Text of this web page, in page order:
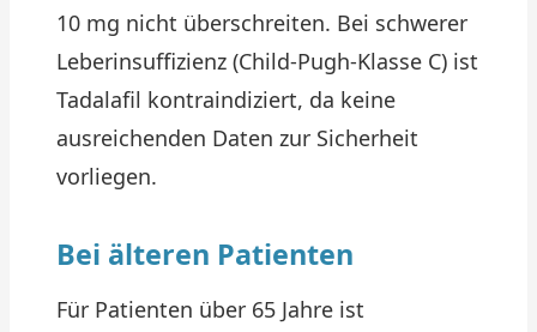
10 mg nicht überschreiten. Bei schwerer
Leberinsuffizienz (Child-Pugh-Klasse C) ist
Tadalafil kontraindiziert, da keine
ausreichenden Daten zur Sicherheit
vorliegen.
Bei älteren Patienten
Für Patienten über 65 Jahre ist